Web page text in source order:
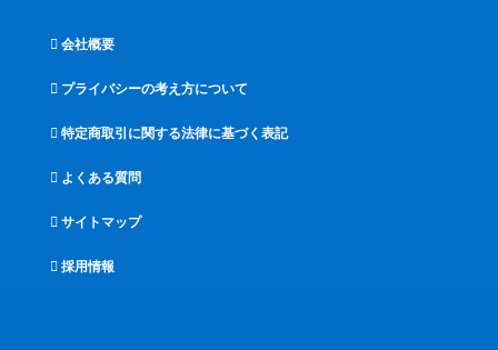
会社概要
プライバシーの考え方について
特定商取引に関する法律に基づく表記
よくある質問
サイトマップ
採用情報